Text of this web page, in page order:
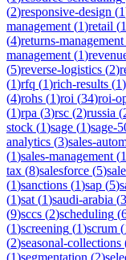
(2)responsive-design (1
management (1)retail (
(4)returns-management
management (1)
(5)reverse-logistics (2)
(1)rfq (1)rich-results (1)
(4)rohs (1)roi (34)roi-
(1)rpa (3)rsc (2)russia (
stock (1)sage (1)sage-
analytics (3)sales-
(1)sales-management (1
tax (8)salesforce (5)
(1)sanctions (1)sap (5)
(1)sat (1)saudi-arabia (3
(9)sccs (2)scheduling (
(1)screening (1)scrum (
(2)seasonal-collections
(1)segmentation (2)